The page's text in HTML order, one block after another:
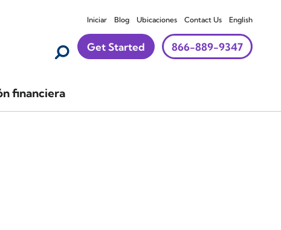
Iniciar Blog Ubicaciones Contact Us English
Get Started 866-889-9347
financiera